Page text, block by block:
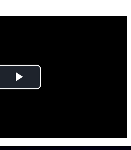
Play